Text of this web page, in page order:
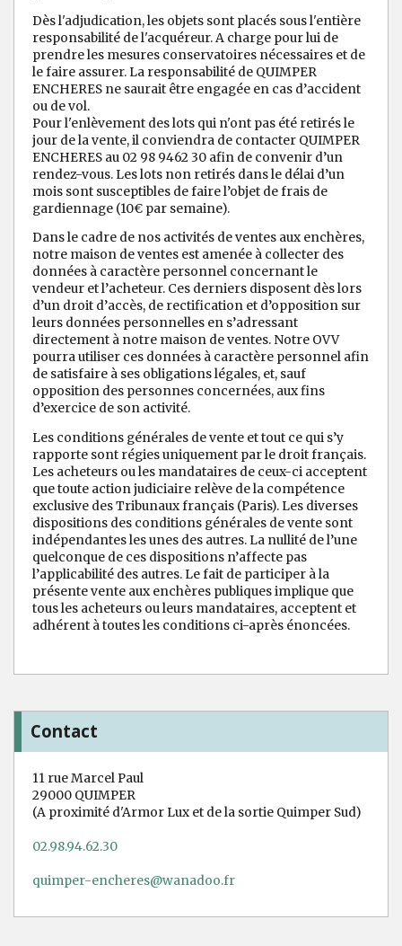
Dès l'adjudication, les objets sont placés sous l'entière
responsabilité de l'acquéreur. A charge pour lui de
prendre les mesures conservatoires nécessaires et de
le faire assurer. La responsabilité de QUIMPER
ENCHERES ne saurait être engagée en cas d’accident
ou de vol.
Pour l'enlèvement des lots qui n'ont pas été retirés le
jour de la vente, il conviendra de contacter QUIMPER
ENCHERES au 02 98 9462 30 afin de convenir d’un
rendez-vous. Les lots non retirés dans le délai d’un
mois sont susceptibles de faire l’objet de frais de
gardiennage (10€ par semaine).
Dans le cadre de nos activités de ventes aux enchères,
notre maison de ventes est amenée à collecter des
données à caractère personnel concernant le
vendeur et l’acheteur. Ces derniers disposent dès lors
d’un droit d’accès, de rectification et d’opposition sur
leurs données personnelles en s’adressant
directement à notre maison de ventes. Notre OVV
pourra utiliser ces données à caractère personnel afin
de satisfaire à ses obligations légales, et, sauf
opposition des personnes concernées, aux fins
d’exercice de son activité.
Les conditions générales de vente et tout ce qui s’y
rapporte sont régies uniquement par le droit français.
Les acheteurs ou les mandataires de ceux-ci acceptent
que toute action judiciaire relève de la compétence
exclusive des Tribunaux français (Paris). Les diverses
dispositions des conditions générales de vente sont
indépendantes les unes des autres. La nullité de l’une
quelconque de ces dispositions n’affecte pas
l’applicabilité des autres. Le fait de participer à la
présente vente aux enchères publiques implique que
tous les acheteurs ou leurs mandataires, acceptent et
adhérent à toutes les conditions ci-après énoncées.
Contact
11 rue Marcel Paul
29000 QUIMPER
(A proximité d'Armor Lux et de la sortie Quimper Sud)
02.98.94.62.30
quimper-encheres@wanadoo.fr